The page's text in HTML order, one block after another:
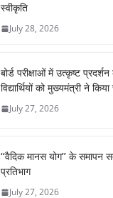
स्वीकृति
July 28, 2026
बोर्ड परीक्षाओं में उत्कृष्ट
विद्यार्थियों को मुख्यमंत्री ने
July 27, 2026
‘‘वैदिक मानस योग’’ के समापन
प्रतिभाग
July 27, 2026